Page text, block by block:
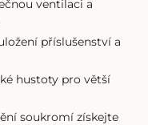
ventilaci a
příslušenství a
hustoty pro větší
soukromí získejte